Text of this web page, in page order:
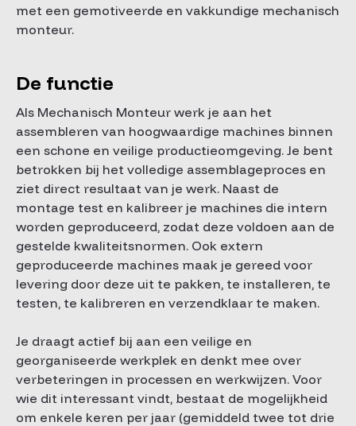
met een gemotiveerde en vakkundige mechanisch
monteur.
De functie
Als Mechanisch Monteur werk je aan het
assembleren van hoogwaardige machines binnen
een schone en veilige productieomgeving. Je bent
betrokken bij het volledige assemblageproces en
ziet direct resultaat van je werk. Naast de
montage test en kalibreer je machines die intern
worden geproduceerd, zodat deze voldoen aan de
gestelde kwaliteitsnormen. Ook extern
geproduceerde machines maak je gereed voor
levering door deze uit te pakken, te installeren, te
testen, te kalibreren en verzendklaar te maken.
Je draagt actief bij aan een veilige en
georganiseerde werkplek en denkt mee over
verbeteringen in processen en werkwijzen. Voor
wie dit interessant vindt, bestaat de mogelijkheid
om enkele keren per jaar (gemiddeld twee tot drie